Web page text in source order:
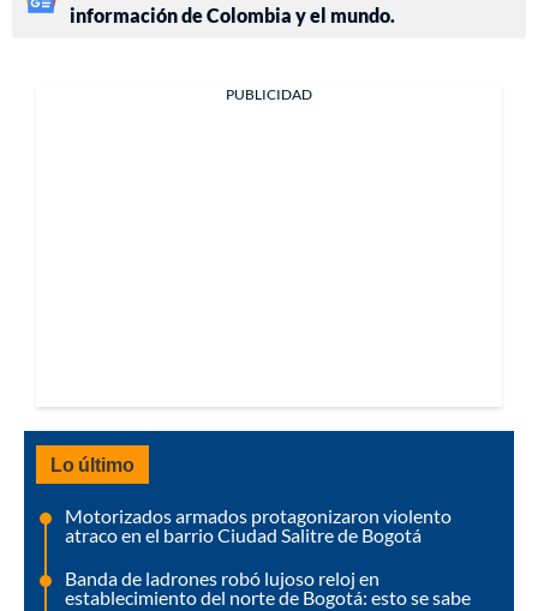
información de Colombia y el mundo.
PUBLICIDAD
Lo último
Motorizados armados protagonizaron violento
atraco en el barrio Ciudad Salitre de Bogotá
Banda de ladrones robó lujoso reloj en
establecimiento del norte de Bogotá: esto se sabe